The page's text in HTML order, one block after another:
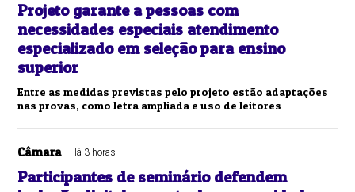
Projeto garante a pessoas com
necessidades especiais atendimento
especializado em seleção para ensino
superior
Entre as medidas previstas pelo projeto estão adaptações
nas provas, como letra ampliada e uso de leitores
Câmara Há 3 horas
Participantes de seminário defendem